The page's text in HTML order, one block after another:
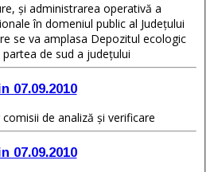
şi administrarea operativă a
în domeniul public al Judeţului
se va amplasa Depozitul ecologic
de sud a judeţului
07.09.2010
de analiză şi verificare
07.09.2010